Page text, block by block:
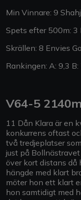
Min Vinnare: 9
Spets efter 500m: 3
Skrällen: 8 Envies
Rankingen: A: 9,3
V64-5
11 Dån Klara är en
konkurrens oftast
två tredjeplatser
just på
över kort distans då
hängde med klart
möter hon ett klart
hon samtidigt med